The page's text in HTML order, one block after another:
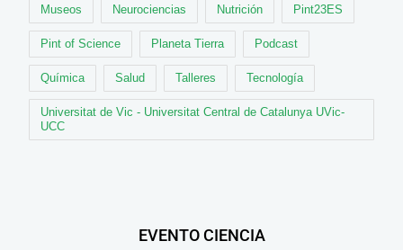
Museos Neurociencias Nutrición Pint23ES
Pint of Science Planeta Tierra Podcast
Química Salud Talleres Tecnología
Universitat de Vic - Universitat Central de Catalunya UVic-
UCC
EVENTO CIENCIA